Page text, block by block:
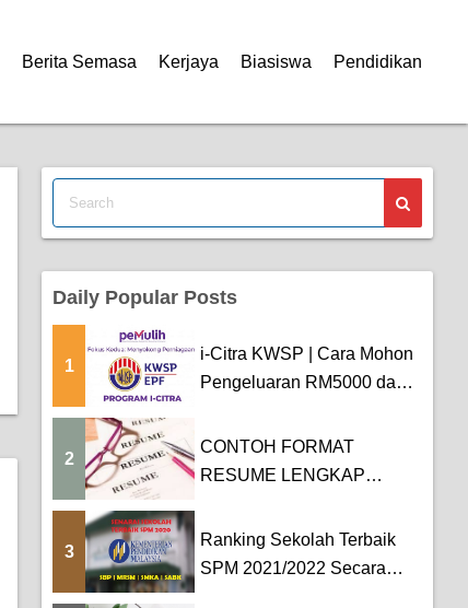
Berita Semasa Kerjaya Biasiswa Pendidikan
Daily Popular Posts
1
i-Citra KWSP | Cara Mohon
Pengeluaran RM5000 dan
2
CONTOH FORMAT
RESUME LENGKAP
MELAYU DAN BAHASA...
3
Ranking Sekolah Terbaik
SPM 2021/2022 Secara